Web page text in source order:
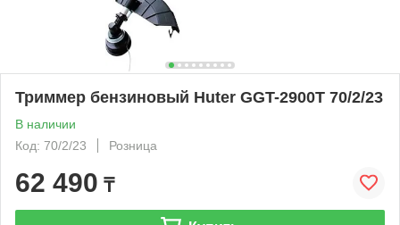
Триммер бензиновый Huter GGT-2900T 70/2/23
В наличии
Код: 70/2/23
Розница
62 490 ₸